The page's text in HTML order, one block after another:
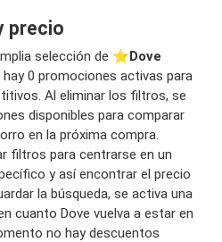
precio
selección de ⭐️Dove
0 promociones activas para
Al eliminar los filtros, se
disponibles para comparar
en la próxima compra.
filtros para centrarse en un
y así encontrar el precio
la búsqueda, se activa una
cuanto Dove vuelva a estar en
no hay descuentos